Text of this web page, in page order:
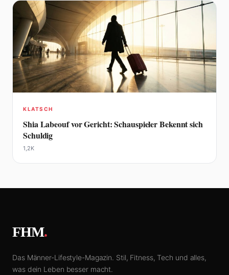
KLATSCH
Shia Labeouf vor Gericht: Schauspieler Bekennt sich
Schuldig
1,2K
FHM.
Das Männer-Lifestyle-Magazin. Stil, Fitness, Tech und alles,
was dein Leben besser macht.